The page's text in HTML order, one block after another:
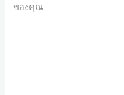
ของคุณ